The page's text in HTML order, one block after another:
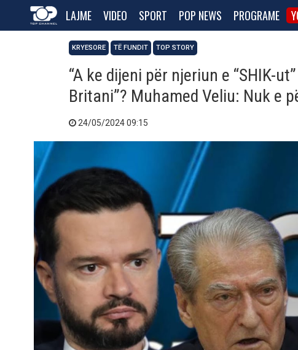
LAJME VIDEO SPORT POP NEWS PROGRAME
KRYESORE TË FUNDIT TOP STORY
“A ke dijeni për njeriun e “SHIK-
Britani”? Muhamed Veliu: Nuk e
24/05/2024 09:15